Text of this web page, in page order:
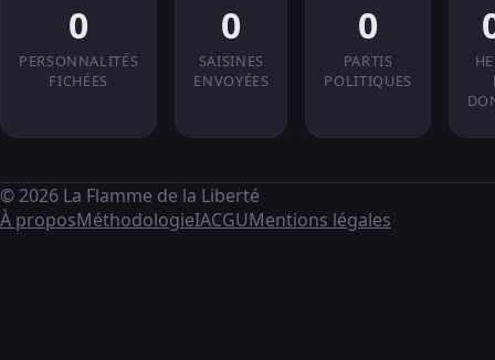
0
PERSONNALITÉS
FICHÉES
0
SAISINES
ENVOYÉES
0
PARTIS
POLITIQUES
© 2026 La Flamme de la Liberté
À proposMéthodologieIACGUMentions légales